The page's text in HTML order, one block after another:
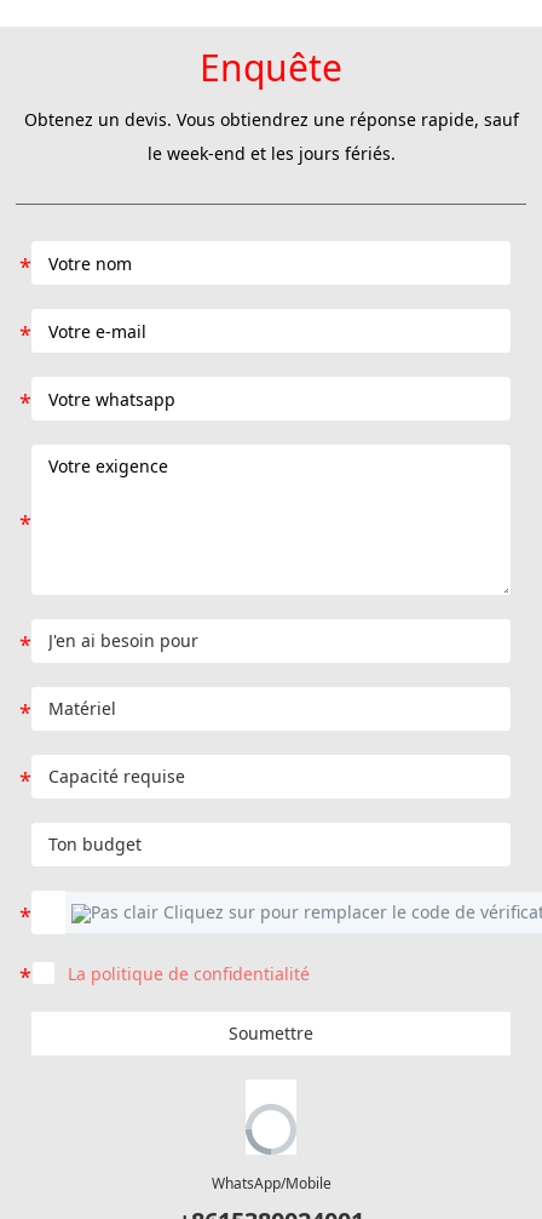
Enquête
Obtenez un devis. Vous obtiendrez une réponse rapide, sauf
le week-end et les jours fériés.
La politique de confidentialité
Soumettre
WhatsApp/Mobile